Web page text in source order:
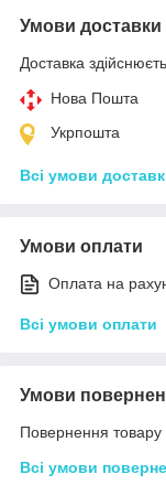
Умови доставки
Доставка
Нова Пошта
Укрпошта
Всі умови
Умови оплати
Оплата на
Всі умови оплати
Умови
Повернення товару
Всі умови